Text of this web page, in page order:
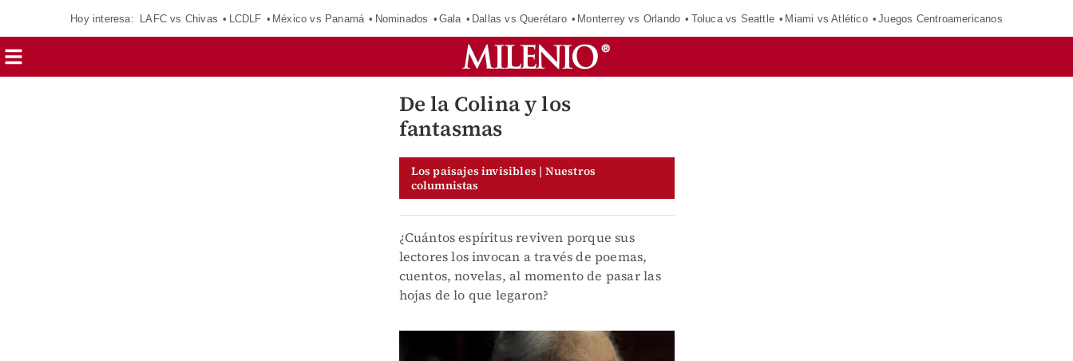
Hoy interesa: LAFC vs Chivas LCDLF México vs Panamá Nominados Gala Dallas vs Querétaro Monterrey vs Orlando Toluca vs Seattle Miami vs Atlético Juegos Centroamericanos
De la Colina y los
fantasmas
Los paisajes invisibles | Nuestros
columnistas
¿Cuántos espíritus reviven porque sus
lectores los invocan a través de poemas,
cuentos, novelas, al momento de pasar las
hojas de lo que legaron?